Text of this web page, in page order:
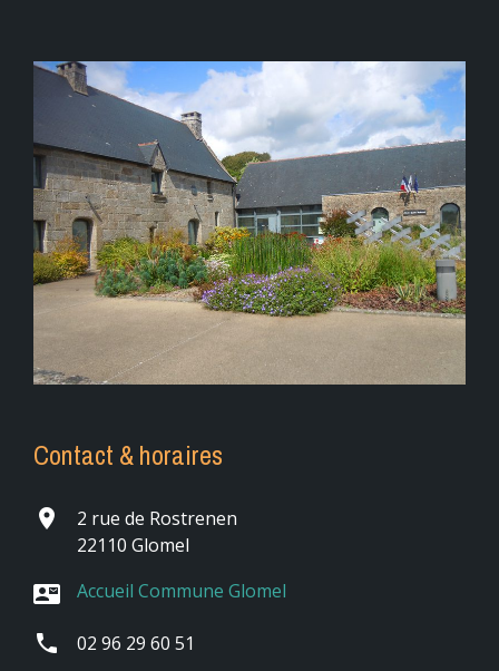
Contact & horaires
place
2 rue de Rostrenen
22110 Glomel
contact_mail Accueil Commune Glomel
phone 02 96 29 60 51